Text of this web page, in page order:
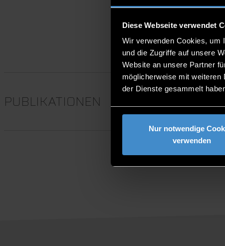
Diese Webseite verwendet
Wir verwenden Cookies, um
und die Zugriffe auf unsere
Website an unsere Partner
möglicherweise mit weiteren
der Dienste gesammelt
Nur notwendige
verwenden
PUBLIKATIONEN